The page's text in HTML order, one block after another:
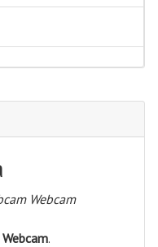
Webcam
Webcam.